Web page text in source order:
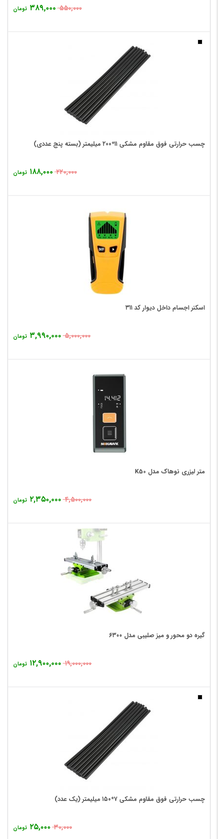
۵۵۰,۰۰۰ ۳۸۹,۰۰۰ تومان
چسب حرارتی فوق مقاوم مشکی ۱۱*۲۰۰ میلیمتر (بسته پنج عددی)
۲۲۰,۰۰۰ ۱۸۸,۰۰۰ تومان
اسکنر اجسام داخل دیوار کد ۳۱۱
۵,۰۰۰,۰۰۰ ۳,۹۹۰,۰۰۰ تومان
متر لیزری نوهاک مدل K50
۴,۵۰۰,۰۰۰ ۲,۳۵۰,۰۰۰ تومان
گیره دو محور و میز صلیبی مدل ۶۳۰۰
۱۹,۰۰۰,۰۰۰ ۱۲,۹۰۰,۰۰۰ تومان
چسب حرارتی فوق مقاوم مشکی ۷*۱۵۰ میلیمتر (یک عدد)
۳۰,۰۰۰ ۲۵,۰۰۰ تومان